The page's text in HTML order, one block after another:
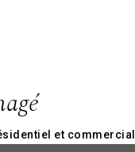
et commercial